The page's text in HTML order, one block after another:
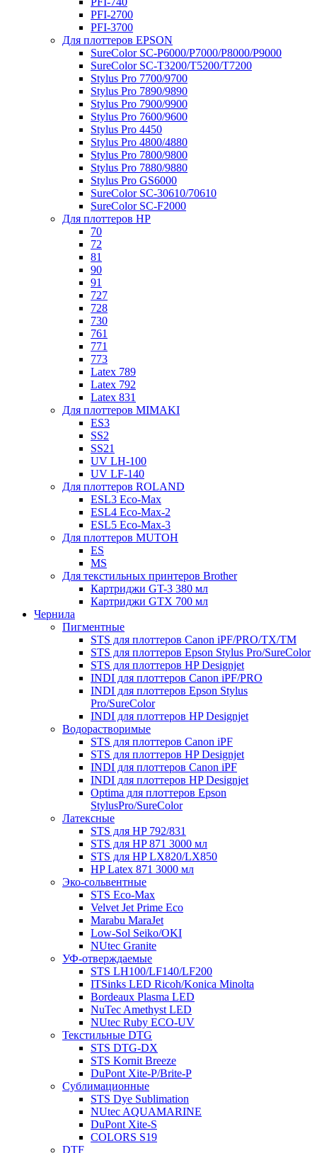
PFI-2700
PFI-3700
Для плоттеров EPSON
SureColor SC-P6000/P7000/P8000/P9000
SureColor SC-Т3200/T5200/T7200
Stylus Pro 7700/9700
Stylus Pro 7890/9890
Stylus Pro 7900/9900
Stylus Pro 7600/9600
Stylus Pro 4450
Stylus Pro 4800/4880
Stylus Pro 7800/9800
Stylus Pro 7880/9880
Stylus Pro GS6000
SureColor SC-30610/70610
SureColor SC-F2000
Для плоттеров HP
70
72
81
90
91
727
728
730
761
771
773
Latex 789
Latex 792
Latex 831
Для плоттеров MIMAKI
ES3
SS2
SS21
UV LH-100
UV LF-140
Для плоттеров ROLAND
ESL3 Eco-Max
ESL4 Eco-Max-2
ESL5 Eco-Max-3
Для плоттеров MUTOH
ES
MS
Для текстильных принтеров Brother
Картриджи GT-3 380 мл
Картриджи GTX 700 мл
Чернила
Пигментные
STS для плоттеров Canon iPF/PRO/TX/ТМ
STS для плоттеров Epson Stylus Pro/SureColor
STS для плоттеров HP Designjet
INDI для плоттеров Canon iPF/PRO
INDI для плоттеров Epson Stylus
Pro/SureColor
INDI для плоттеров HP Designjet
Водорастворимые
STS для плоттеров Canon iPF
STS для плоттеров HP Designjet
INDI для плоттеров Canon iPF
INDI для плоттеров HP Designjet
Optima для плоттеров Epson
StylusPro/SureColor
Латексные
STS для HP 792/831
STS для HP 871 3000 мл
STS для HP LX820/LX850
HP Latex 871 3000 мл
Эко-сольвентные
STS Eco-Max
Velvet Jet Prime Eco
Marabu MaraJet
Low-Sol Seiko/OKI
NUtec Granite
УФ-отверждаемые
STS LH100/LF140/LF200
ITSinks LED Ricoh/Konica Minolta
Bordeaux Plasma LED
NuTec Amethyst LED
NUtec Ruby ECO-UV
Текстильные DTG
STS DTG-DX
STS Kornit Breeze
DuPont Xite-P/Brite-P
Сублимационные
STS Dye Sublimation
NUtec AQUAMARINE
DuPont Xite-S
COLORS S19
DTF